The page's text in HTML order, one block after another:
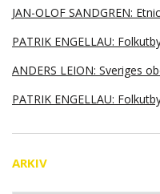
JAN-OLOF SANDGREN:
PATRIK ENGELLAU:
ANDERS LEION: Sveriges
PATRIK ENGELLAU:
ARKIV